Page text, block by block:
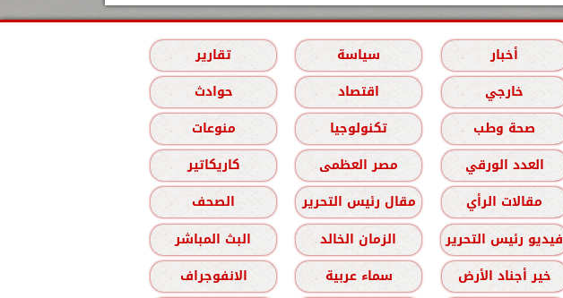
أخبار سياسة
تقارير
خارجي اقتصاد
حوادث
صحة وطب تكنولوجيا
منوعات
العدد الورقي مصر العظمى
كاريكاتير
مقالات الرأي مقال رئيس التحرير
الصحف
فيديو رئيس التحرير الزمان الخالد
البث المباشر
خير أجناد الأرض سماء عربية الانفوجراف